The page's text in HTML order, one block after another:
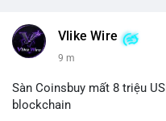
Vlike Wire
9 m
Sàn Coinsbuy mất 8 triệu
blockchain